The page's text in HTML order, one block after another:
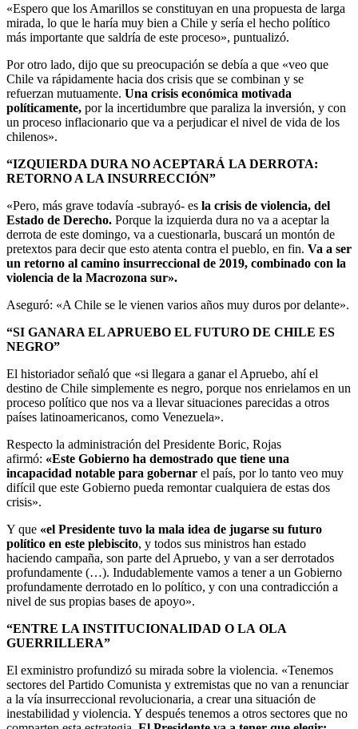
«Espero que los Amarillos se constituyan en una propuesta de larga
mirada, lo que le haría muy bien a Chile y sería el hecho político
más importante que saldría de este proceso», puntualizó.
Por otro lado, dijo que su preocupación se debía a que «veo que
Chile va rápidamente hacia dos crisis que se combinan y se
refuerzan mutuamente. Una crisis económica motivada
políticamente, por la incertidumbre que paraliza la inversión, y con
un proceso inflacionario que va a perjudicar el nivel de vida de los
chilenos».
“IZQUIERDA DURA NO ACEPTARÁ LA DERROTA:
RETORNO A LA INSURRECCIÓN”
«Pero, más grave todavía -subrayó- es la crisis de violencia, del
Estado de Derecho. Porque la izquierda dura no va a aceptar la
derrota de este domingo, va a cuestionarla, buscará un montón de
pretextos para decir que esto atenta contra el pueblo, en fin. Va a ser
un retorno al camino insurreccional de 2019, combinado con la
violencia de la Macrozona sur».
Aseguró: «A Chile se le vienen varios años muy duros por delante».
“SI GANARA EL APRUEBO EL FUTURO DE CHILE ES
NEGRO”
El historiador señaló que «si llegara a ganar el Apruebo, ahí el
destino de Chile simplemente es negro, porque nos enrielamos en un
proceso político que nos va a llevar situaciones parecidas a otros
países latinoamericanos, como Venezuela».
Respecto la administración del Presidente Boric, Rojas
afirmó: «Este Gobierno ha demostrado que tiene una
incapacidad notable para gobernar el país, por lo tanto veo muy
difícil que este Gobierno pueda remontar cualquiera de estas dos
crisis».
Y que «el Presidente tuvo la mala idea de jugarse su futuro
político en este plebiscito, y todos sus ministros han estado
haciendo campaña, son parte del Apruebo, y van a ser derrotados
profundamente (…). Indudablemente vamos a tener a un Gobierno
profundamente derrotado en lo político, y con una contradicción a
nivel de sus propias bases de apoyo».
“ENTRE LA INSTITUCIONALIDAD O LA OLA
GUERRILLERA”
El exministro profundizó su mirada sobre la violencia. «Tenemos
sectores del Partido Comunista y extremistas que no van a renunciar
a la vía insurreccional revolucionaria, a crear una situación de
inestabilidad y violencia. Y después tenemos a otros sectores que no